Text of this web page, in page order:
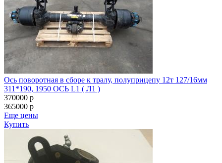
Ось поворотная в сборе к тралу, полуприцепу 12т 127/16мм
311*190, 1950 ОСЬ L1 ( Л1 )
370000 p
365000 p
Еще цены
Купить